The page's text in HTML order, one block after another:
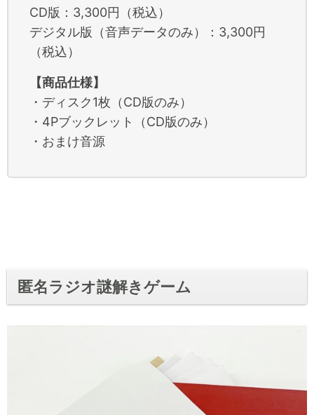
CD版：3,300円（税込）
デジタル版（音声データのみ）：3,300円
（税込）
【商品仕様】
・ディスク1枚（CD版のみ）
・4Pブックレット（CD版のみ）
・おまけ音源
匿名ラジオ謎解きゲーム